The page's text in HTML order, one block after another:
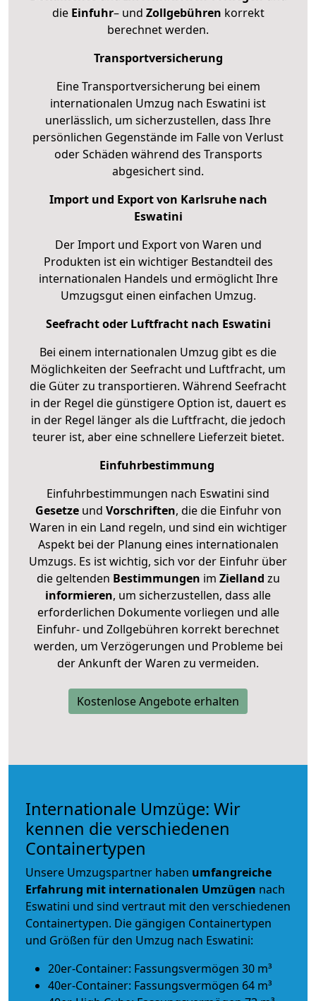
die Einfuhr– und Zollgebühren korrekt
berechnet werden.
Transportversicherung
Eine Transportversicherung bei einem
internationalen Umzug nach Eswatini ist
unerlässlich, um sicherzustellen, dass Ihre
persönlichen Gegenstände im Falle von Verlust
oder Schäden während des Transports
abgesichert sind.
Import und Export von Karlsruhe nach
Eswatini
Der Import und Export von Waren und
Produkten ist ein wichtiger Bestandteil des
internationalen Handels und ermöglicht Ihre
Umzugsgut einen einfachen Umzug.
Seefracht oder Luftfracht nach Eswatini
Bei einem internationalen Umzug gibt es die
Möglichkeiten der Seefracht und Luftfracht, um
die Güter zu transportieren. Während Seefracht
in der Regel die günstigere Option ist, dauert es
in der Regel länger als die Luftfracht, die jedoch
teurer ist, aber eine schnellere Lieferzeit bietet.
Einfuhrbestimmung
Einfuhrbestimmungen nach Eswatini sind
Gesetzeund Vorschriften, die die Einfuhr von
Waren in ein Land regeln, und sind ein wichtiger
Aspekt bei der Planung eines internationalen
Umzugs. Es ist wichtig, sich vor der Einfuhr über
die geltenden Bestimmungen im Zielland zu
informieren, um sicherzustellen, dass alle
erforderlichen Dokumente vorliegen und alle
Einfuhr- und Zollgebühren korrekt berechnet
werden, um Verzögerungen und Probleme bei
der Ankunft der Waren zu vermeiden.
Kostenlose Angebote erhalten
Internationale Umzüge: Wir
kennen die verschiedenen
Containertypen
Unsere Umzugspartner haben umfangreiche
Erfahrung mit internationalen Umzügen nach
Eswatini und sind vertraut mit den verschiedenen
Containertypen. Die gängigen Containertypen
und Größen für den Umzug nach Eswatini:
20er-Container: Fassungsvermögen 30 m³
40er-Container: Fassungsvermögen 64 m³